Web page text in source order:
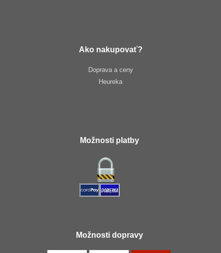
Ako nakupovať?
Doprava a ceny
Heureka
Možnosti platby
Možnosti dopravy